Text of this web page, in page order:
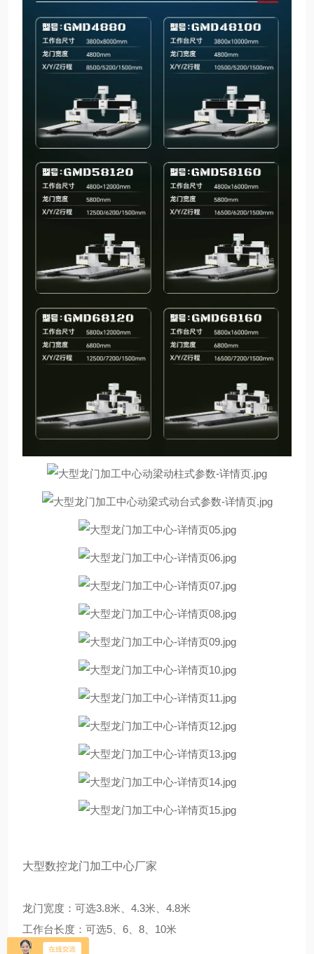
大型数控龙门加工中心厂家
龙门宽度：可选3.8米、4.3米、4.8米
工作台长度：可选5、6、8、10米